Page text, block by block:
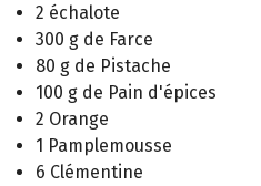
2 échalote
300 g de Farce
80 g de Pistache
100 g de Pain d'épices
2 Orange
1 Pamplemousse
6 Clémentine